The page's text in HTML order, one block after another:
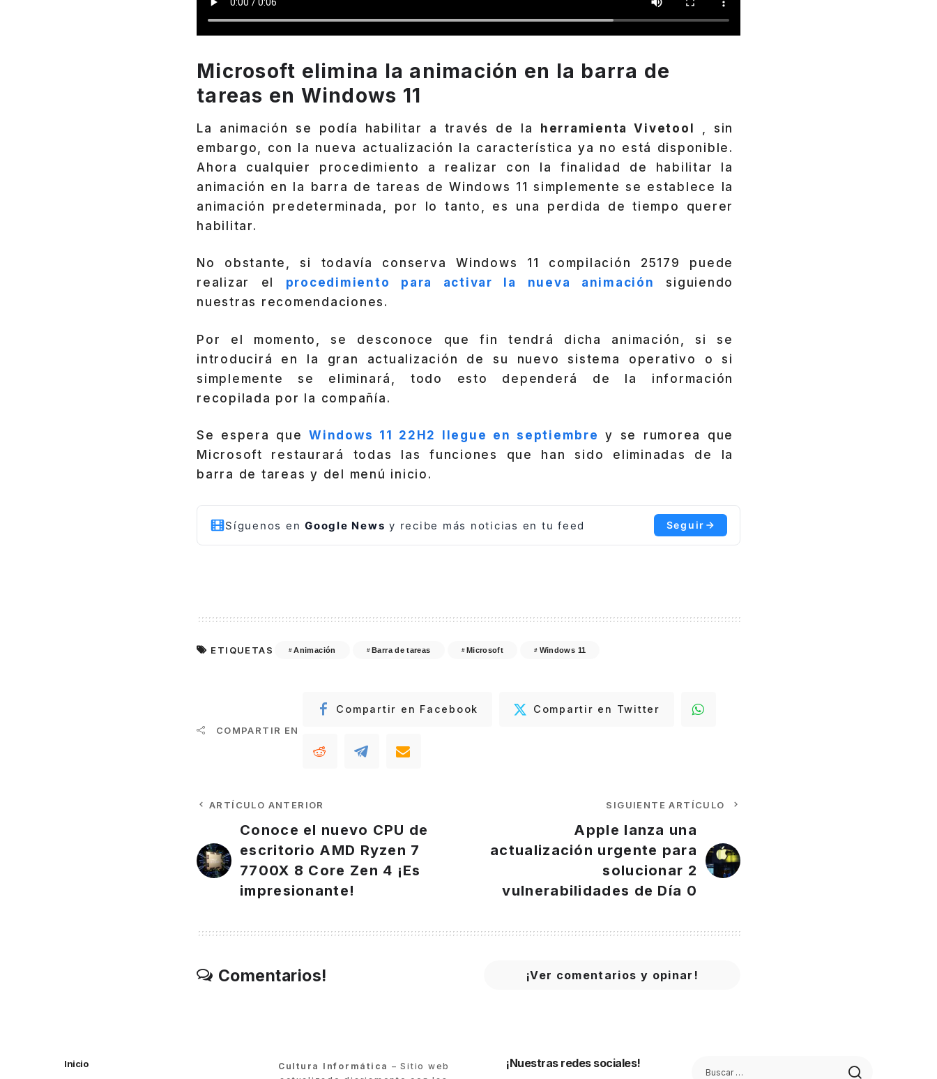
Microsoft elimina la animación en la barra de
tareas en Windows 11
La animación se podía habilitar a través de la herramienta Vivetool
, sin
embargo, con la nueva actualización la característica ya no está disponible.
Ahora cualquier procedimiento a realizar con la finalidad de habilitar la
animación en la barra de tareas de Windows 11 simplemente se establece la
animación predeterminada, por lo tanto, es una perdida de tiempo querer
habilitar.
No obstante, si todavía conserva Windows 11 compilación 25179 puede
realizar el procedimiento para activar la nueva animación
siguiendo
nuestras recomendaciones.
Por el momento, se desconoce que fin tendrá dicha animación, si se
introducirá en la gran actualización de su nuevo sistema operativo o si
simplemente se eliminará, todo esto dependerá de la información
recopilada por la compañía.
Se espera queWindows 11 22H2 llegue en septiembre y se rumorea que
Microsoft restaurará todas las funciones que han sido eliminadas de la
barra de tareas y del menú inicio.
Síguenos en Google News y recibe más noticias en tu feed Seguir
ETIQUETAS Animación Barra de tareas Microsoft Windows 11
COMPARTIR EN
Compartir en Facebook Compartir en Twitter
ARTÍCULO ANTERIOR
Conoce el nuevo CPU de
escritorio AMD Ryzen 7
7700X 8 Core Zen 4 ¡Es
impresionante!
SIGUIENTE ARTÍCULO
Apple lanza una
actualización urgente para
solucionar 2
vulnerabilidades de Día 0
Comentarios! ¡Ver comentarios y opinar!
Inicio Cultura Informática – Sitio web
¡Nuestras redes sociales!